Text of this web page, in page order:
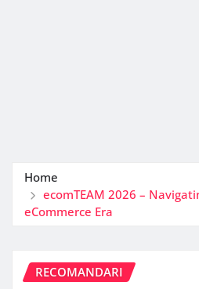
Home
ecomTEAM 2026 –
eCommerce Era
RECOMANDARI